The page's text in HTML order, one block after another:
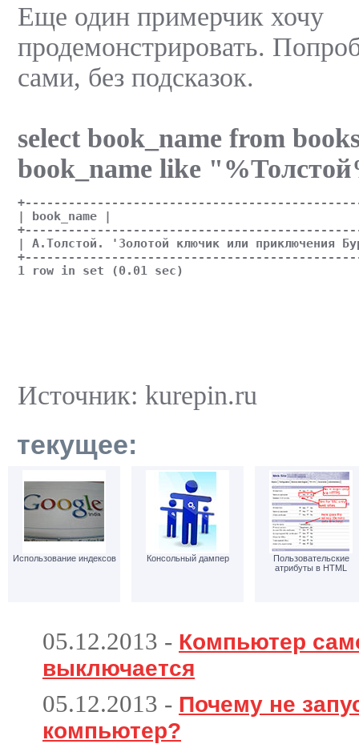
Еще один примерчик хочу
продемонстрировать.
сами, без подсказок.
select book_name from
book_name like
| book_name |
| А.Толстой. 'Золотой ключик или приключения
1 row in set (0.01 sec)
Источник: kurepin.ru
текущее:
Использование индексов Консольный дампер
Пользовательские
атрибуты в HTML
05.12.2013 - Компьютер
выключается
05.12.2013 - Почему не
компьютер?